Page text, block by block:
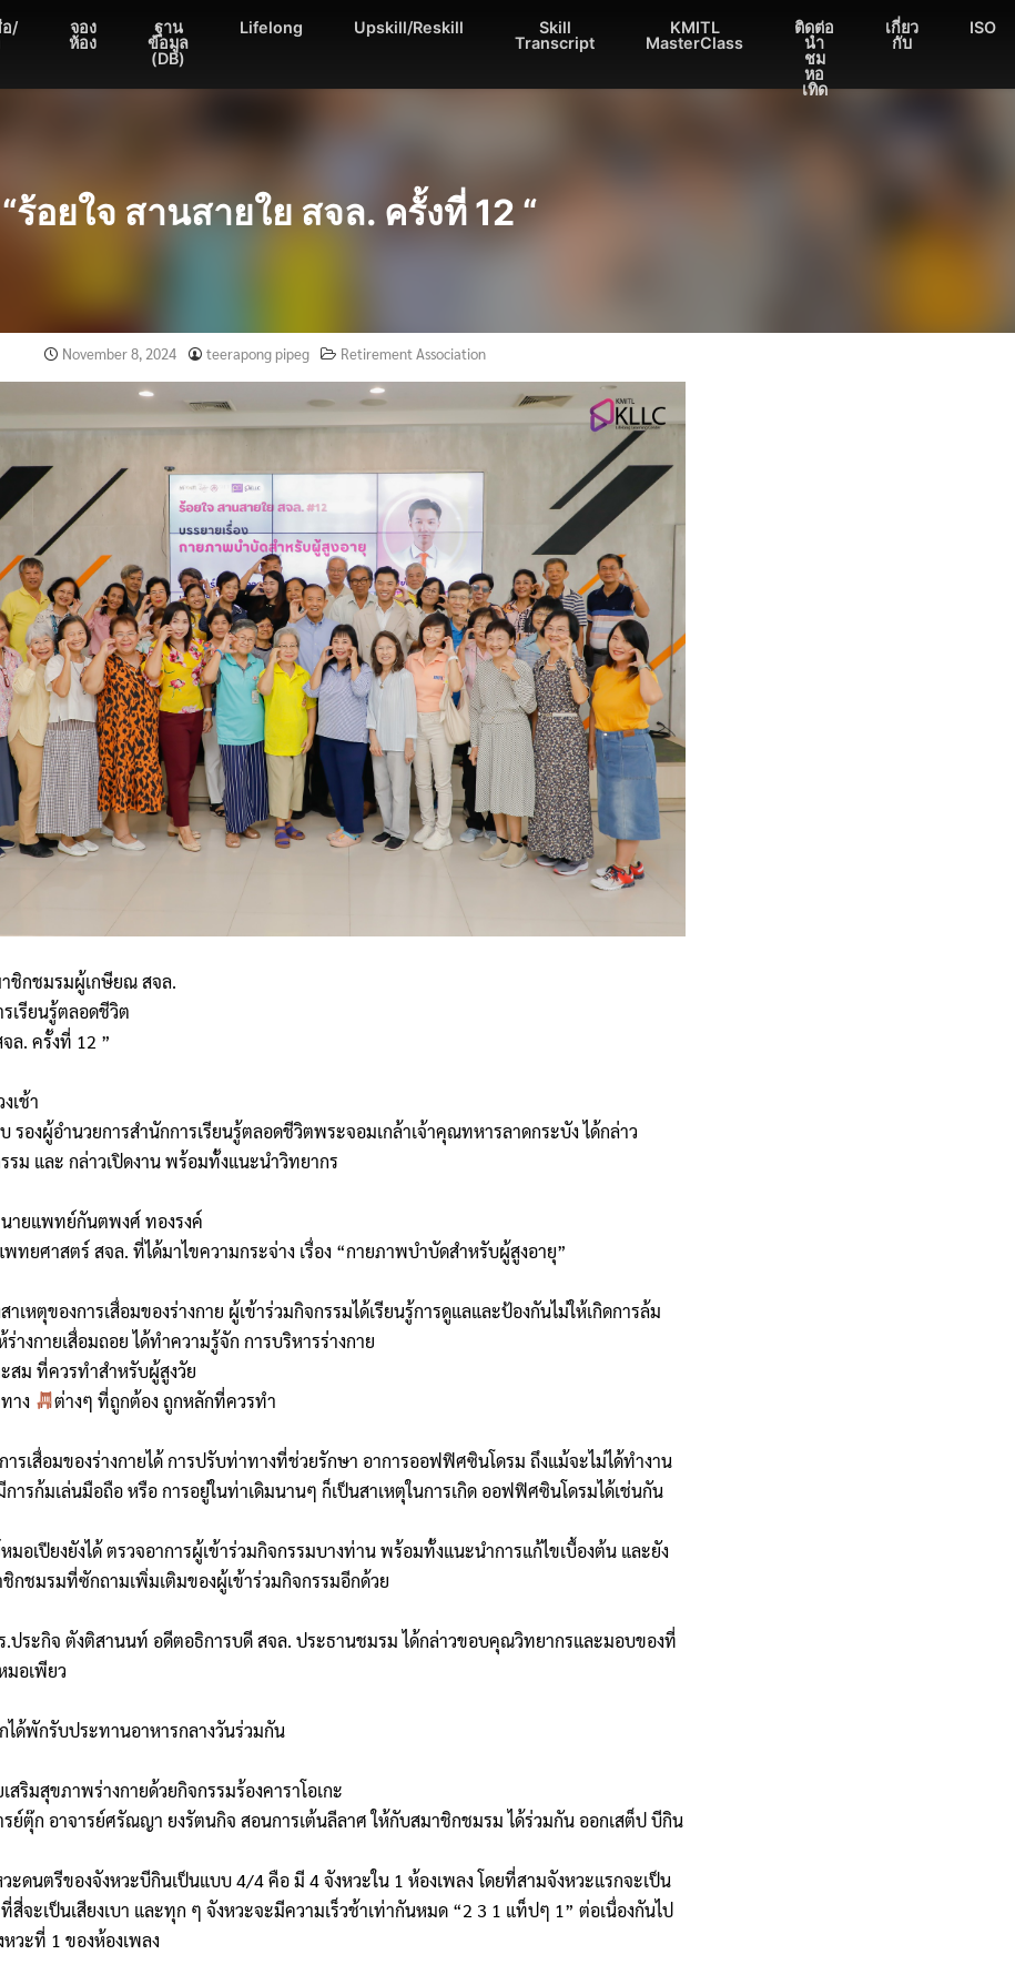
/
จอง
ห้อง
ฐาน
ข้อมูล
(DB)
Lifelong Upskill/Reskill
Skill
Transcript
KMITL
MasterClass
ติดต่อ
นำ
ชม
หอ
เทิด
เกี่ยว
กับ
ISO
“ร้อยใจ สานสายใย สจล. ครั้งที่ 12 “
November 8, 2024 teerapong pipeg Retirement Association
ชิกชมรมผู้เกษียณ สจล.
เรียนรู้ตลอดชีวิต
ล. ครั้งที่ 12 ”
เช้า
รองผู้อำนวยการสำนักการเรียนรู้ตลอดชีวิตพระจอมเกล้าเจ้าคุณทหารลาดกระบัง ได้กล่าว
รม และ กล่าวเปิดงาน พร้อมทั้งแนะนำวิทยากร
นายแพทย์กันตพงศ์ ทองรงค์
ทยศาสตร์ สจล. ที่ได้มาไขความกระจ่าง เรื่อง “กายภาพบำบัดสำหรับผู้สูงอายุ”
าเหตุของการเสื่อมของร่างกาย ผู้เข้าร่วมกิจกรรมได้เรียนรู้การดูแลและป้องกันไม่ให้เกิดการล้ม
างกายเสื่อมถอย ได้ทำความรู้จัก การบริหารร่างกาย
สม ที่ควรทำสำหรับผู้สูงวัย
าง
ต่างๆ ที่ถูกต้อง ถูกหลักที่ควรทำ
ารเสื่อมของร่างกายได้ การปรับท่าทางที่ช่วยรักษา อาการออฟฟิศซินโดรม ถึงแม้จะไม่ได้ทำงาน
รก้มเล่นมือถือ หรือ การอยู่ในท่าเดิมนานๆ ก็เป็นสาเหตุในการเกิด ออฟฟิศซินโดรมได้เช่นกัน
มอเปียงยังได้ ตรวจอาการผู้เข้าร่วมกิจกรรมบางท่าน พร้อมทั้งแนะนำการแก้ไขเบื้องต้น และยัง
กชมรมที่ซักถามเพิ่มเติมของผู้เข้าร่วมกิจกรรมอีกด้วย
.ประกิจ ตังติสานนท์ อดีตอธิการบดี สจล. ประธานชมรม ได้กล่าวขอบคุณวิทยากรและมอบของที่
มอเพียว
ได้พักรับประทานอาหารกลางวันร่วมกัน
สริมสุขภาพร่างกายด้วยกิจกรรมร้องคาราโอเกะ
รย์ตุ๊ก อาจารย์ศรัณญา ยงรัตนกิจ สอนการเต้นลีลาศ ให้กับสมาชิกชมรม ได้ร่วมกัน ออกเสต็ป บีกิน
ะดนตรีของจังหวะบีกินเป็นแบบ 4/4 คือ มี 4 จังหวะใน 1 ห้องเพลง โดยที่สามจังหวะแรกจะเป็น
สี่จะเป็นเสียงเบา และทุก ๆ จังหวะจะมีความเร็วช้าเท่ากันหมด “2 3 1 แท็ปๆ 1” ต่อเนื่องกันไป
วะที่ 1 ของห้องเพลง